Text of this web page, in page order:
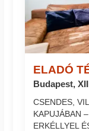
ELADÓ
Budapest,
CSENDES,
KAPUJÁBAN
ERKÉLLYEL